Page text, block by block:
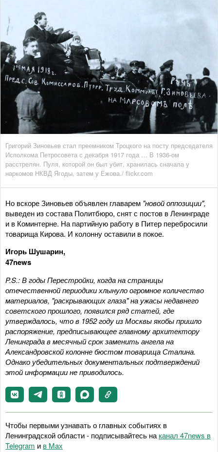
Григорий Зиновьев стал преемником Троцкого на посту председателя
Исполкома Петросовета с декабря 1917 года … В 1936-ом
расстрелян. Пуля, которой он был убит, хранилась сначала у
наркомов НКВД Ягоды, затем у Ежова./ flickr.com
Но вскоре Зиновьев объявлен главарем "новой оппозиции",
выведен из состава Политбюро, снят с постов в Ленинграде
и в Коминтерне. На партийную работу в Питер перебросили
товарища Кирова. И колонну оставили в покое.
Игорь Шушарин,
47news
P.S.: В годы Перестройки, когда на страницы
отечественной периодики хлынуло огромное количество
материалов, "раскрывающих глаза" на ужасы недавнего
советского прошлого, появился ряд статей, где
утверждалось, что в 1952 году из Москвы якобы пришло
распоряжение, предписывающее главному архитектору
Ленинграда в месячный срок заменить ангела на
Александровской колонне бюстом товарища Сталина.
Однако убедительных документальных подтверждений
этой информации не приводилось.
Чтобы первыми узнавать о главных событиях в
Ленинградской области - подписывайтесь на канал 47news в
Telegram и в Maх